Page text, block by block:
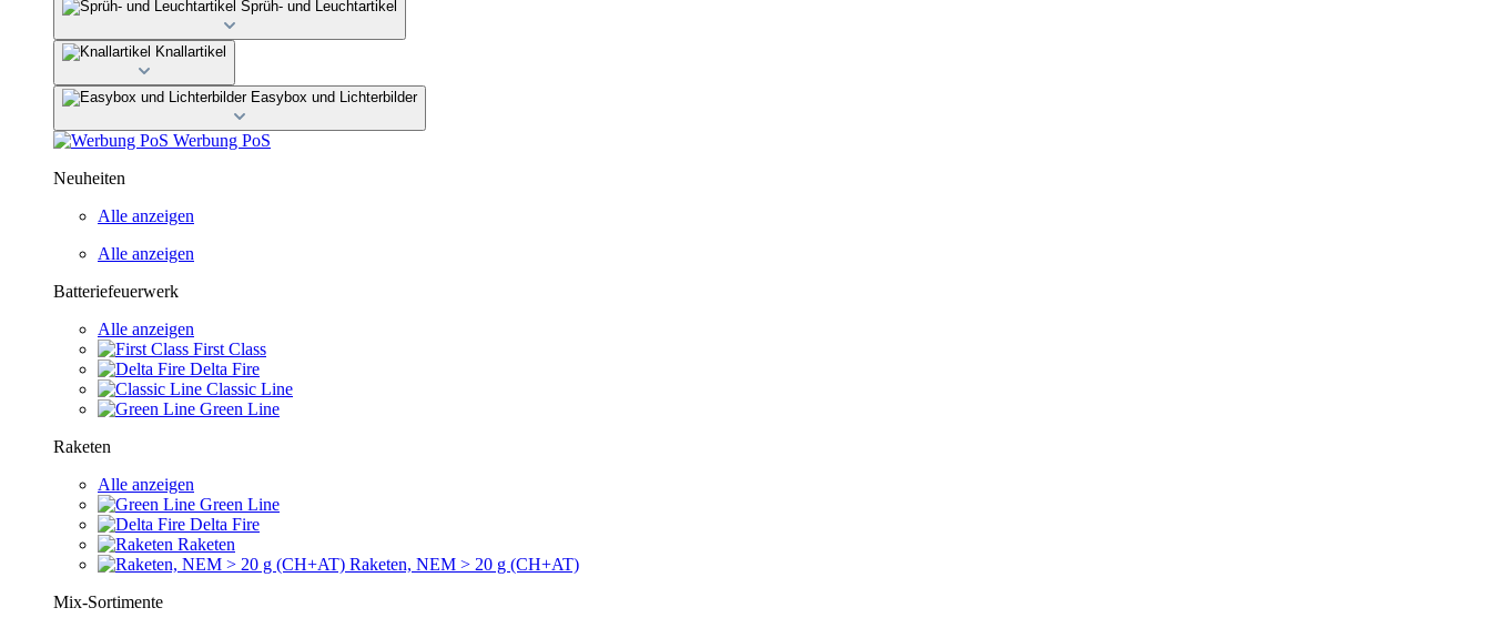
Sprüh- und Leuchtartikel
Knallartikel
Easybox und Lichterbilder
Werbung PoS
Neuheiten
Alle anzeigen
Alle anzeigen
Batteriefeuerwerk
Alle anzeigen
First Class
Delta Fire
Classic Line
Green Line
Raketen
Alle anzeigen
Green Line
Delta Fire
Raketen
Raketen, NEM > 20 g (CH+AT)
Mix-Sortimente